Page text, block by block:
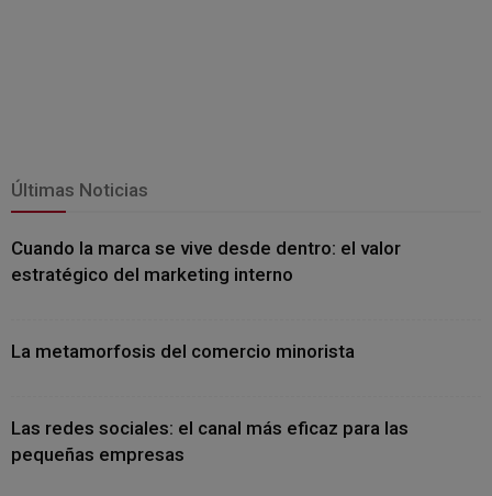
Últimas Noticias
Cuando la marca se vive desde dentro: el valor
estratégico del marketing interno
La metamorfosis del comercio minorista
Las redes sociales: el canal más eficaz para las
pequeñas empresas